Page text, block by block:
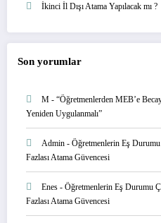
İkinci İl Dışı Atama Yapılacak mı ?
Son yorumlar
M - “Öğretmenlerden MEB’e
Yeniden Uygulanmalı”
Admin - Öğretmenlerin Eş
Fazlası Atama Güvencesi
Enes - Öğretmenlerin Eş Durumu
Fazlası Atama Güvencesi